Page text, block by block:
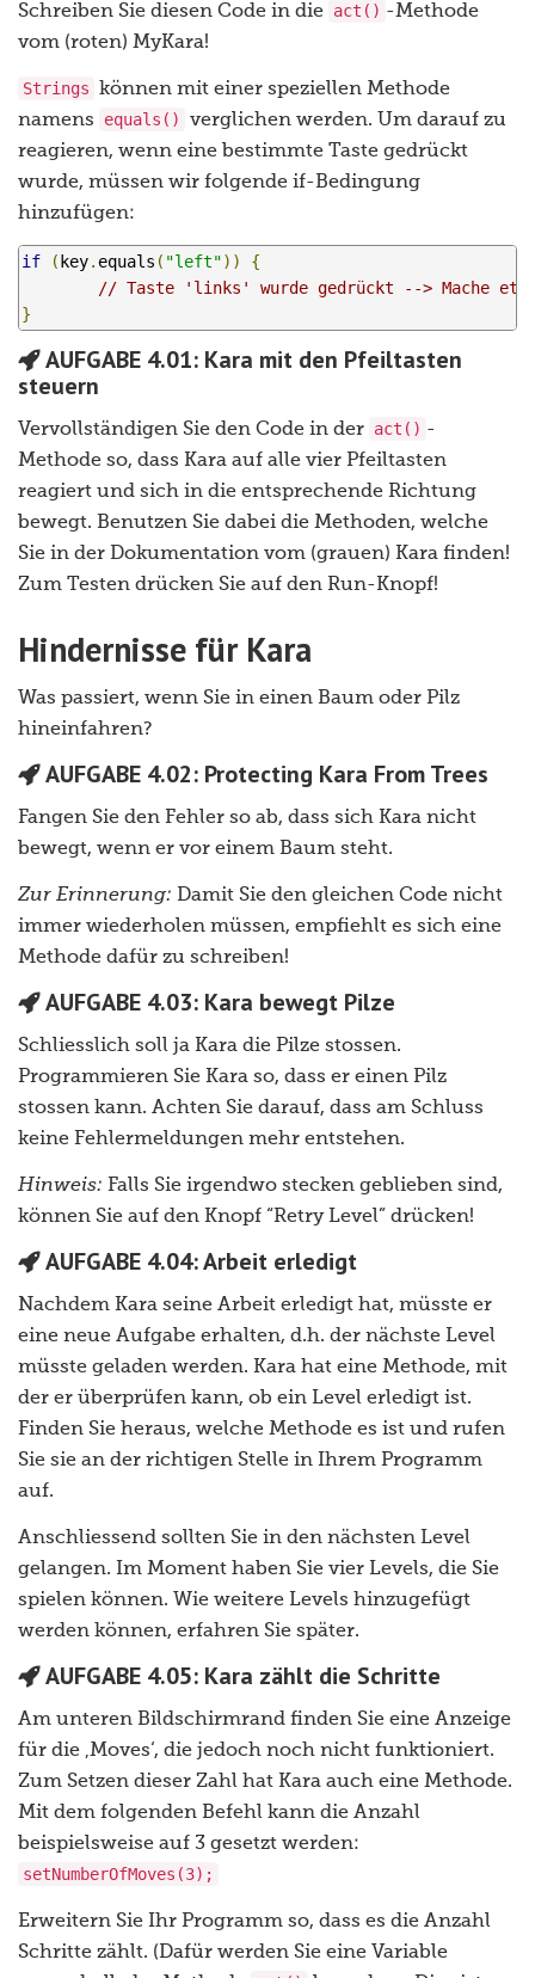
Schreiben Sie diesen Code in die act() -Methode
vom (roten) MyKara!
Strings können mit einer speziellen Methode
namens
equals()
verglichen werden. Um darauf zu
reagieren, wenn eine bestimmte Taste gedrückt
wurde, müssen wir folgende if-Bedingung
hinzufügen:
if ( key. equals ( "left"))
{
// Taste 'links' wurde gedrückt --> Mache
}
AUFGABE 4.01: Kara mit den Pfeiltasten
steuern
Vervollständigen Sie den Code in der act() -
Methode so, dass Kara auf alle vier Pfeiltasten
reagiert und sich in die entsprechende Richtung
bewegt. Benutzen Sie dabei die Methoden, welche
Sie in der Dokumentation vom (grauen) Kara finden!
Zum Testen drücken Sie auf den Run-Knopf!
Hindernisse für Kara
Was passiert, wenn Sie in einen Baum oder Pilz
hineinfahren?
AUFGABE 4.02: Protecting Kara From Trees
Fangen Sie den Fehler so ab, dass sich Kara nicht
bewegt, wenn er vor einem Baum steht.
Zur Erinnerung: Damit Sie den gleichen Code nicht
immer wiederholen müssen, empfiehlt es sich eine
Methode dafür zu schreiben!
AUFGABE 4.03: Kara bewegt Pilze
Schliesslich soll ja Kara die Pilze stossen.
Programmieren Sie Kara so, dass er einen Pilz
stossen kann. Achten Sie darauf, dass am Schluss
keine Fehlermeldungen mehr entstehen.
Hinweis: Falls Sie irgendwo stecken geblieben sind,
können Sie auf den Knopf “Retry Level” drücken!
AUFGABE 4.04: Arbeit erledigt
Nachdem Kara seine Arbeit erledigt hat, müsste er
eine neue Aufgabe erhalten, d.h. der nächste Level
müsste geladen werden. Kara hat eine Methode, mit
der er überprüfen kann, ob ein Level erledigt ist.
Finden Sie heraus, welche Methode es ist und rufen
Sie sie an der richtigen Stelle in Ihrem Programm
auf.
Anschliessend sollten Sie in den nächsten Level
gelangen. Im Moment haben Sie vier Levels, die Sie
spielen können. Wie weitere Levels hinzugefügt
werden können, erfahren Sie später.
AUFGABE 4.05: Kara zählt die Schritte
Am unteren Bildschirmrand finden Sie eine Anzeige
für die ‚Moves‘, die jedoch noch nicht funktioniert.
Zum Setzen dieser Zahl hat Kara auch eine Methode.
Mit dem folgenden Befehl kann die Anzahl
beispielsweise auf 3 gesetzt werden:
setNumberOfMoves(3);
Erweitern Sie Ihr Programm so, dass es die Anzahl
Schritte zählt. (Dafür werden Sie eine Variable